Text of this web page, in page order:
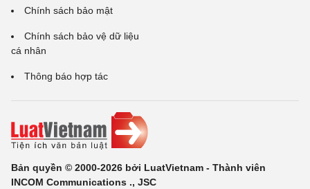
Chính sách bảo mật
Chính sách bảo vệ dữ liệu
cá nhân
Thông báo hợp tác
Bản quyền © 2000-2026 bởi LuatVietnam - Thành viên
INCOM Communications ., JSC